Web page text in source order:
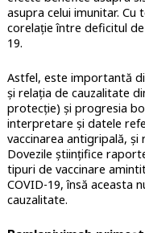
asupra celui imunitar.
corelație între deficitul
19.
Astfel, este importantă
și relația de cauzalitate
protecție) și progresia
interpretare și datele
vaccinarea antigripală,
Dovezile științifice
tipuri de vaccinare
COVID-19, însă aceasta
cauzalitate.